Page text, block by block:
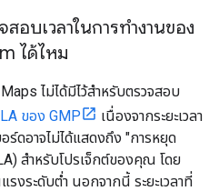
อบเวลาในการทํางานของ
ได้ไหม
ไม่ได้มีไว้สำหรับตรวจสอบ
ของ GMP
เนื่องจากระยะเวลา
ดอาจไม่ได้แสดงถึง "การหยุด
สำหรับโปรเจ็กต์ของคุณ โดย
งระดับต่ำ นอกจากนี้ ระยะเวลาที่